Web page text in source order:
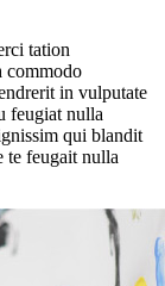
tation
commodo
in vulputate
feugiat nulla
qui blandit
te feugait nulla